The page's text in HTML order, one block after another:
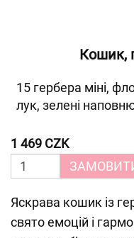
Кошик,
15 гербера міні,
лук, зелені
1 469 CZK
Яскрава кошик із
свято емоцій і